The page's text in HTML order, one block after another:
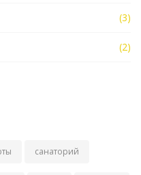
(3)
(2)
санаторий